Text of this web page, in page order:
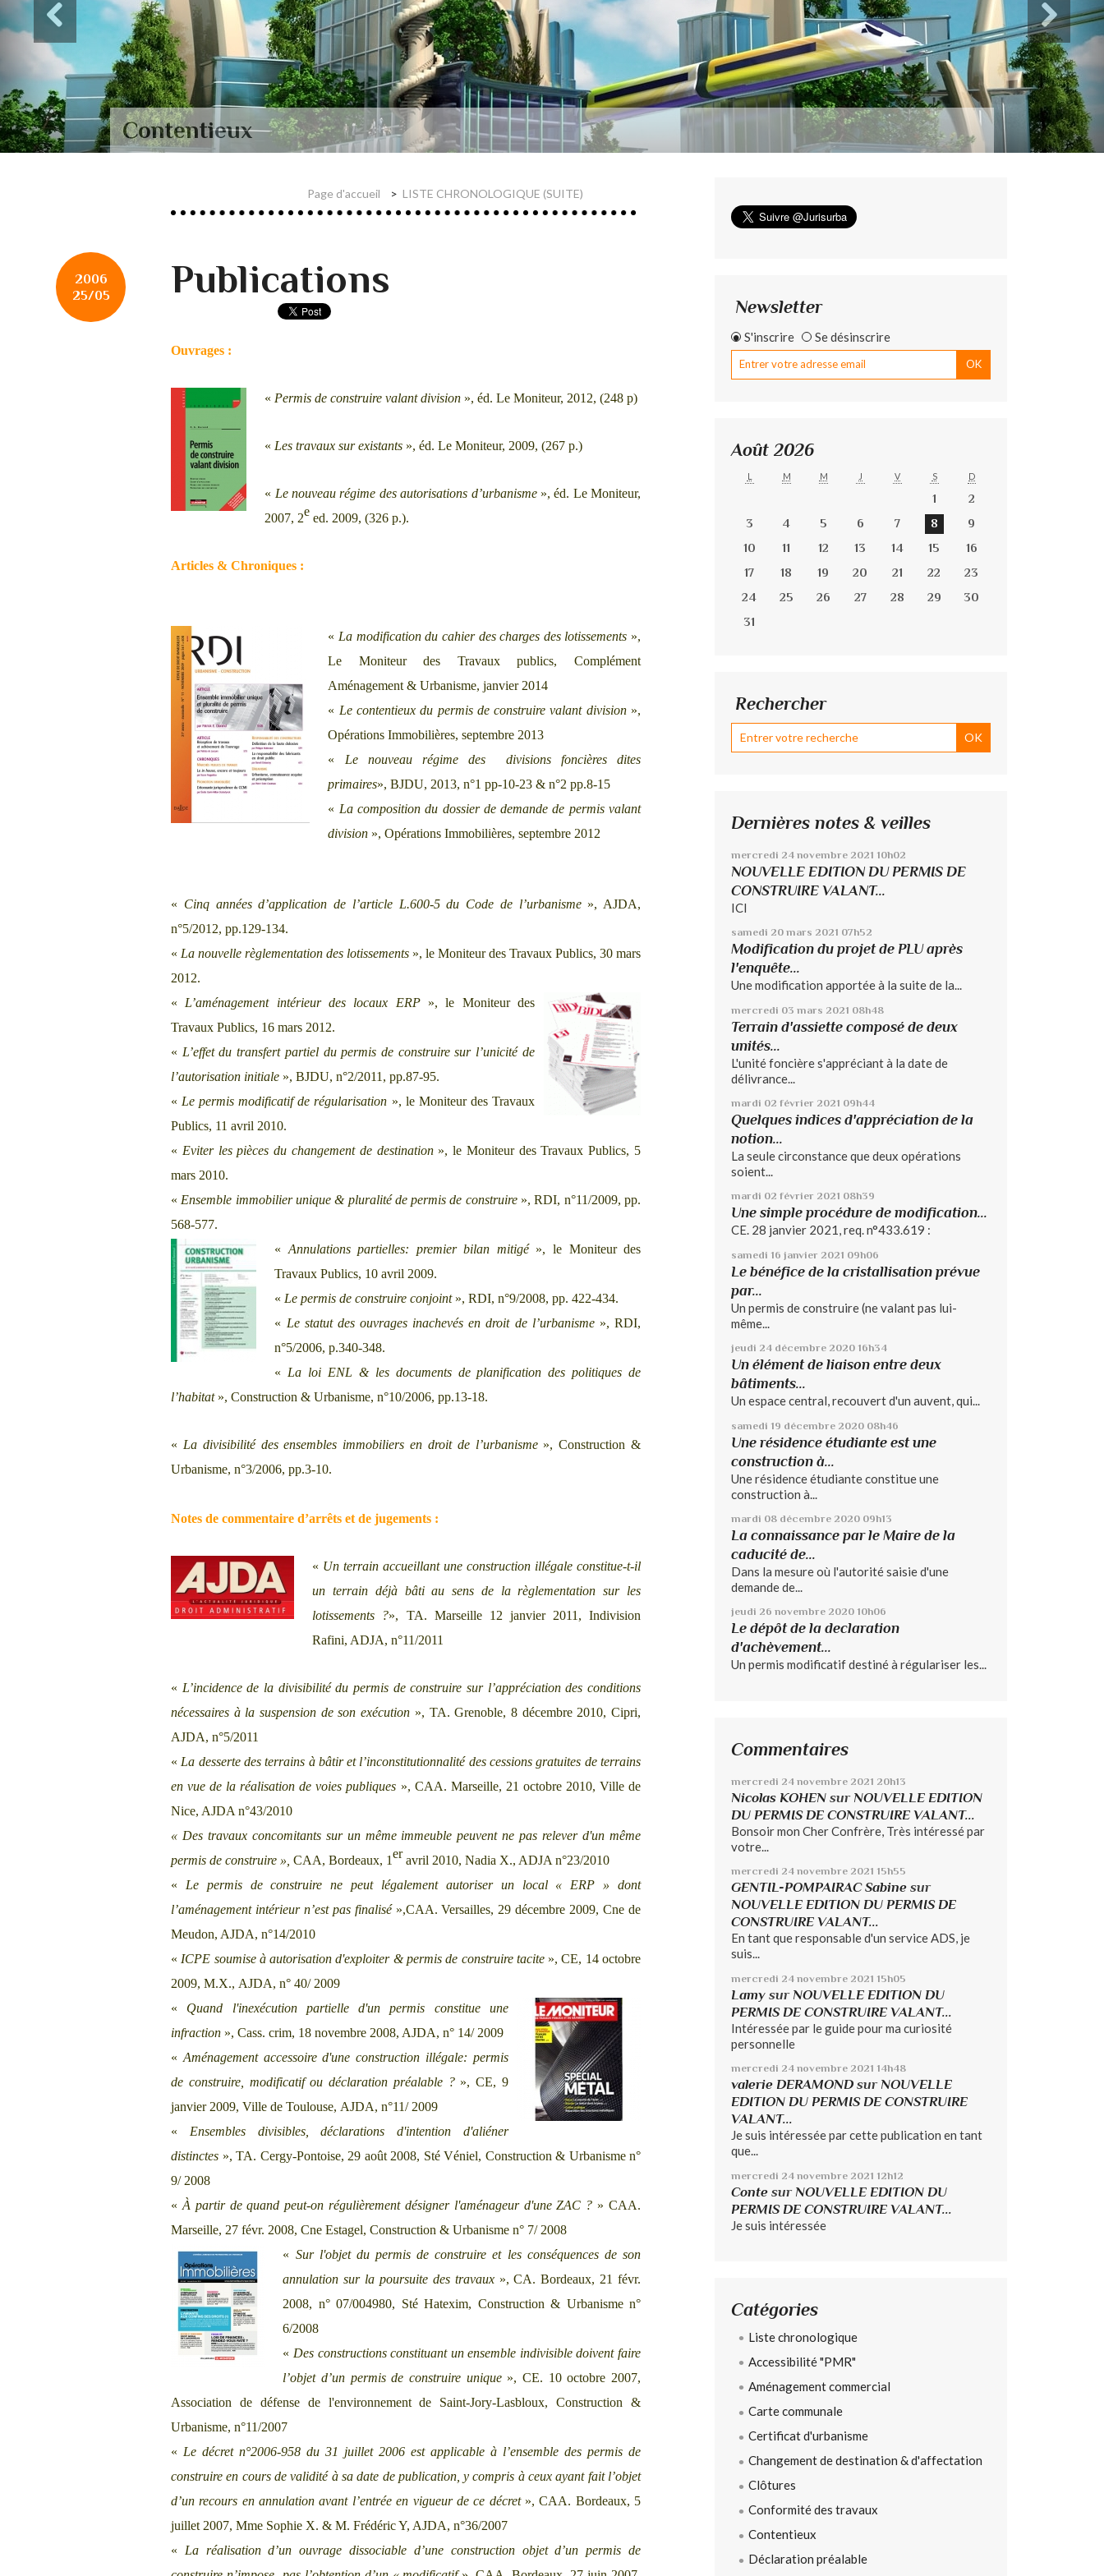
Contentieux
Page d'accueil LISTE CHRONOLOGIQUE (SUITE)
2006
25/05
Publications
Ouvrages :
« Permis de construire valant division », éd. Le Moniteur, 2012, (248 p)
« Les travaux sur existants », éd. Le Moniteur, 2009, (267 p.)
« Le nouveau régime des autorisations d’urbanisme», éd. Le Moniteur,
2007, 2e ed. 2009, (326 p.).
Articles & Chroniques :
« La modification du cahier des charges des lotissements »,
Le Moniteur des Travaux publics, Complément
Aménagement & Urbanisme, janvier 2014
« Le contentieux du permis de construire valant division»,
Opérations Immobilières, septembre 2013
« Le nouveau régime des divisions foncières dites
primaires», BJDU, 2013, n°1 pp-10-23 & n°2 pp.8-15
« La composition du dossier de demande de permis valant
division », Opérations Immobilières, septembre 2012
« Cinq années d’application de l’article L.600-5 du Code de l’urbanisme», AJDA,
n°5/2012, pp.129-134.
« La nouvelle règlementation des lotissements », le Moniteur des Travaux Publics, 30 mars
2012.
« L’aménagement intérieur des locaux ERP», le Moniteur des
Travaux Publics, 16 mars 2012.
« L’effet du transfert partiel du permis de construire sur l’unicité de
l’autorisation initiale », BJDU, n°2/2011, pp.87-95.
« Le permis modificatif de régularisation », le Moniteur des Travaux
Publics, 11 avril 2010.
« Eviter les pièces du changement de destination», le Moniteur des Travaux Publics, 5
mars 2010.
« Ensemble immobilier unique & pluralité de permis de construire», RDI, n°11/2009, pp.
568-577.
« Annulations partielles: premier bilan mitigé», le Moniteur des
Travaux Publics, 10 avril 2009.
« Le permis de construire conjoint», RDI, n°9/2008, pp. 422-434.
« Le statut des ouvrages inachevés en droit de l’urbanisme», RDI,
n°5/2006, p.340-348.
« La loi ENL & les documents de planification des politiques de
l’habitat», Construction & Urbanisme, n°10/2006, pp.13-18.
« La divisibilité des ensembles immobiliers en droit de l’urbanisme», Construction &
Urbanisme, n°3/2006, pp.3-10.
Notes de commentaire d’arrêts et de jugements :
« Un terrain accueillant une construction illégale constitue-t-il
un terrain déjà bâti au sens de la règlementation sur les
lotissements ?», TA. Marseille 12 janvier 2011, Indivision
Rafini, ADJA, n°11/2011
« L’incidence de la divisibilité du permis de construire sur l’appréciation des conditions
nécessaires à la suspension de son exécution », TA. Grenoble, 8 décembre 2010, Cipri,
AJDA, n°5/2011
« La desserte des terrains à bâtir et l’inconstitutionnalité des cessions gratuites de terrains
en vue de la réalisation de voies publiques », CAA. Marseille, 21 octobre 2010, Ville de
Nice, AJDA n°43/2010
« Des travaux concomitants sur un même immeuble peuvent ne pas relever d'un même
permis de construire », CAA, Bordeaux, 1er avril 2010, Nadia X., ADJA n°23/2010
« Le permis de construire ne peut légalement autoriser un local « ERP » dont
l’aménagement intérieur n’est pas finalisé»,CAA. Versailles, 29 décembre 2009, Cne de
Meudon, AJDA, n°14/2010
« ICPE soumise à autorisation d'exploiter & permis de construire tacite», CE, 14 octobre
2009, M.X., AJDA, n° 40/ 2009
« Quand l'inexécution partielle d'un permis constitue une
infraction », Cass. crim, 18 novembre 2008, AJDA, n° 14/ 2009
« Aménagement accessoire d'une construction illégale: permis
de construire, modificatif ou déclaration préalable ?», CE, 9
janvier 2009, Ville de Toulouse, AJDA, n°11/ 2009
« Ensembles divisibles, déclarations d'intention d'aliéner
distinctes », TA. Cergy-Pontoise, 29 août 2008, Sté Véniel, Construction & Urbanisme n°
9/ 2008
« À partir de quand peut-on régulièrement désigner l'aménageur d'une ZAC ? » CAA.
Marseille, 27 févr. 2008, Cne Estagel, Construction & Urbanisme n° 7/ 2008
« Sur l'objet du permis de construire et les conséquences de son
annulation sur la poursuite des travaux», CA. Bordeaux, 21 févr.
2008, n° 07/004980, Sté Hatexim, Construction & Urbanisme n°
6/2008
« Des constructions constituant un ensemble indivisible doivent faire
l’objet d’un permis de construire unique», CE. 10 octobre 2007,
Association de défense de l'environnement de Saint-Jory-Lasbloux, Construction &
Urbanisme, n°11/2007
« Le décret n°2006-958 du 31 juillet 2006 est applicable à l’ensemble des permis de
construire en cours de validité à sa date de publication, y compris à ceux ayant fait l’objet
d’un recours en annulation avant l’entrée en vigueur de ce décret», CAA. Bordeaux, 5
juillet 2007, Mme Sophie X. & M. Frédéric Y, AJDA, n°36/2007
« La réalisation d’un ouvrage dissociable d’une construction objet d’un permis de
Newsletter
S'inscrire Se désinscrire
Août 2026
L M M J V S D
1
2
3
4 5 6 7 8
9
10
11 12 13 14 15
16
17
18 19 20 21 22
23
24
25 26 27 28 29
30
31
Rechercher
Dernières notes & veilles
mercredi 24 novembre 2021 10h02
NOUVELLE EDITION DU PERMIS DE
CONSTRUIRE VALANT...
ICI
samedi 20 mars 2021 07h52
Modification du projet de PLU après
l'enquête...
Une modification apportée à la suite de la...
mercredi 03 mars 2021 08h48
Terrain d'assiette composé de deux
unités...
L'unité foncière s'appréciant à la date de
délivrance...
mardi 02 février 2021 09h44
Quelques indices d'appréciation de la
notion...
La seule circonstance que deux opérations
soient...
mardi 02 février 2021 08h39
Une simple procédure de modification...
CE. 28 janvier 2021, req. n°433.619 :
samedi 16 janvier 2021 09h06
Le bénéfice de la cristallisation prévue
par...
Un permis de construire (ne valant pas lui-
même...
jeudi 24 décembre 2020 16h34
Un élément de liaison entre deux
bâtiments...
Un espace central, recouvert d'un auvent, qui...
samedi 19 décembre 2020 08h46
Une résidence étudiante est une
construction à...
Une résidence étudiante constitue une
construction à...
mardi 08 décembre 2020 09h13
La connaissance par le Maire de la
caducité de...
Dans la mesure où l'autorité saisie d'une
demande de...
jeudi 26 novembre 2020 10h06
Le dépôt de la declaration
d'achèvement...
Un permis modificatif destiné à régulariser les...
Commentaires
mercredi 24 novembre 2021 20h13
Nicolas KOHEN sur NOUVELLE EDITION
DU PERMIS DE CONSTRUIRE VALANT...
Bonsoir mon Cher Confrère, Très intéressé par
votre...
mercredi 24 novembre 2021 15h55
GENTIL-POMPAIRAC Sabine sur
NOUVELLE EDITION DU PERMIS DE
CONSTRUIRE VALANT...
En tant que responsable d'un service ADS, je
suis...
mercredi 24 novembre 2021 15h05
Lamy sur NOUVELLE EDITION DU
PERMIS DE CONSTRUIRE VALANT...
Intéressée par le guide pour ma curiosité
personnelle
mercredi 24 novembre 2021 14h48
valerie DERAMOND sur NOUVELLE
EDITION DU PERMIS DE CONSTRUIRE
VALANT...
Je suis intéressée par cette publication en tant
que...
mercredi 24 novembre 2021 12h12
Conte sur NOUVELLE EDITION DU
PERMIS DE CONSTRUIRE VALANT...
Je suis intéressée
Catégories
Liste chronologique
Accessibilité "PMR"
Aménagement commercial
Carte communale
Certificat d'urbanisme
Changement de destination & d'affectation
Clôtures
Conformité des travaux
Contentieux
Déclaration préalable